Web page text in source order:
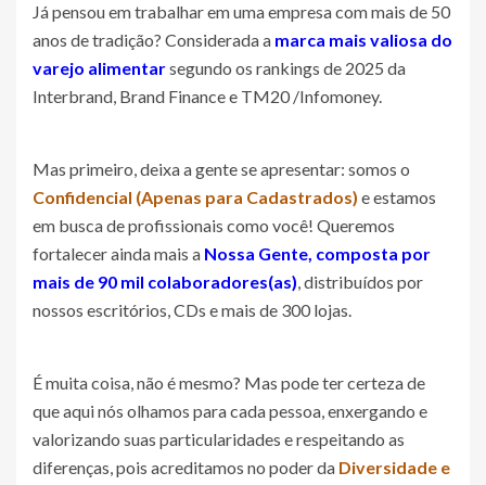
Já pensou em trabalhar em uma empresa com mais de 50
anos de tradição? Considerada a marca mais valiosa do
varejo alimentarsegundo os rankings de 2025 da
Interbrand, Brand Finance e TM20 /Infomoney.
Mas primeiro, deixa a gente se apresentar: somos o
Confidencial (Apenas para Cadastrados) e estamos
em busca de profissionais como você! Queremos
fortalecer ainda mais a Nossa Gente, composta por
mais de 90 mil colaboradores(as), distribuídos por
nossos escritórios, CDs e mais de 300 lojas.
É muita coisa, não é mesmo? Mas pode ter certeza de
que aqui nós olhamos para cada pessoa, enxergando e
valorizando suas particularidades e respeitando as
diferenças, pois acreditamos no poder da Diversidade e